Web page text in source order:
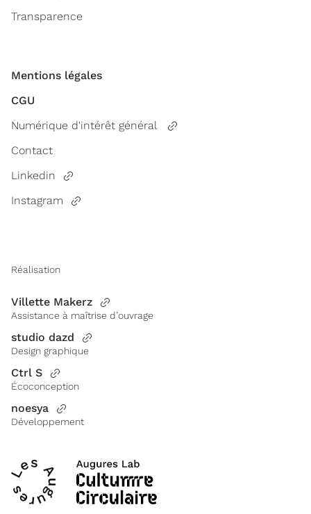
Transparence
Mentions légales
CGU
Numérique d'intérêt général
Contact
Linkedin
Instagram
Réalisation
Villette Makerz
Assistance à maîtrise d’ouvrage
studio dazd
Design graphique
Ctrl S
Écoconception
noesya
Développement